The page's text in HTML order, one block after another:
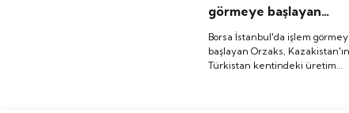
görmeye başlayan
Orzaks, Kazakistan'ın
Türkistan kentindeki
üretim tesisi
Borsa İstanbul'da işlem
başlayan Orzaks, Kazakistan'ın
Türkistan kentindeki üretim